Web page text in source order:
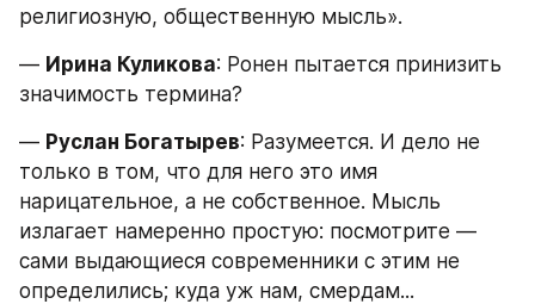
религиозную, общественную мысль».
— Ирина Куликова: Ронен пытается принизить
значимость термина?
— Руслан Богатырев: Разумеется. И дело не
только в том, что для него это имя
нарицательное, а не собственное. Мысль
излагает намеренно простую: посмотрите —
сами выдающиеся современники с этим не
определились; куда уж нам, смердам...